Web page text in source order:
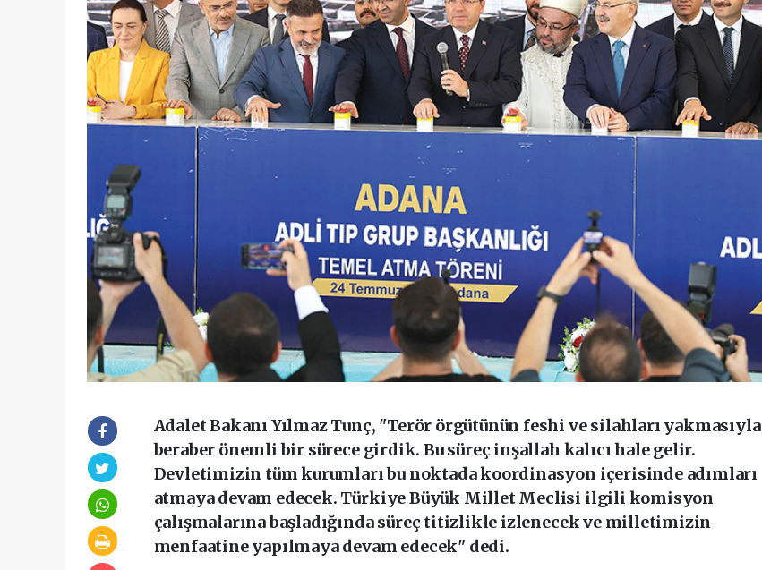
Adalet Bakanı Yılmaz Tunç, "Terör örgütünün feshi ve silahları yakmasıyla
beraber önemli bir sürece girdik. Bu süreç inşallah kalıcı hale gelir.
Devletimizin tüm kurumları bu noktada koordinasyon içerisinde adımları
atmaya devam edecek. Türkiye Büyük Millet Meclisi ilgili komisyon
çalışmalarına başladığında süreç titizlikle izlenecek ve milletimizin
menfaatine yapılmaya devam edecek" dedi.